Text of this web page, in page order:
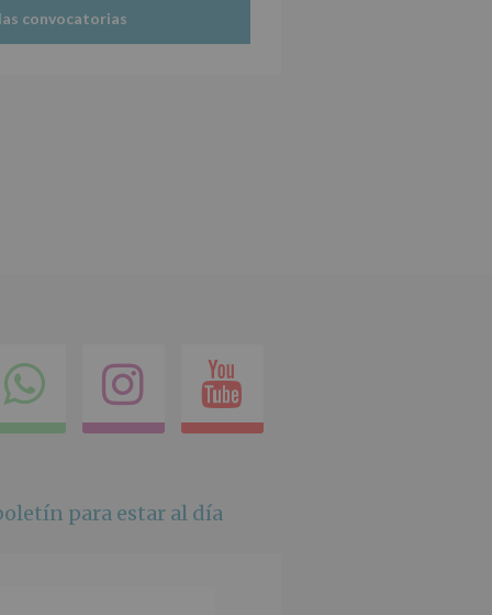
convocatorias
Compartir
en
Instagram
para estar al día